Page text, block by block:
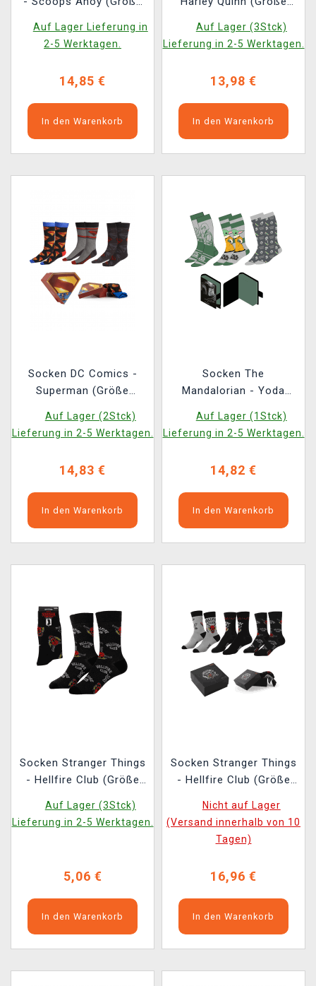
Auf Lager Lieferung in
2-5 Werktagen.
14,85 €
In den Warenkorb
Auf Lager (3Stck)
Lieferung in 2-5 Werktagen.
13,98 €
In den Warenkorb
Socken DC Comics -
Superman (Größe
Auf Lager (2Stck)
Lieferung in 2-5 Werktagen.
14,83 €
In den Warenkorb
Socken The
Mandalorian - Yoda
Auf Lager (1Stck)
Lieferung in 2-5 Werktagen.
14,82 €
In den Warenkorb
Socken Stranger Things
- Hellfire Club (Größe
Auf Lager (3Stck)
Lieferung in 2-5 Werktagen.
5,06 €
In den Warenkorb
Socken Stranger Things
- Hellfire Club (Größe
Nicht auf Lager
(Versand innerhalb von 10
Tagen)
16,96 €
In den Warenkorb